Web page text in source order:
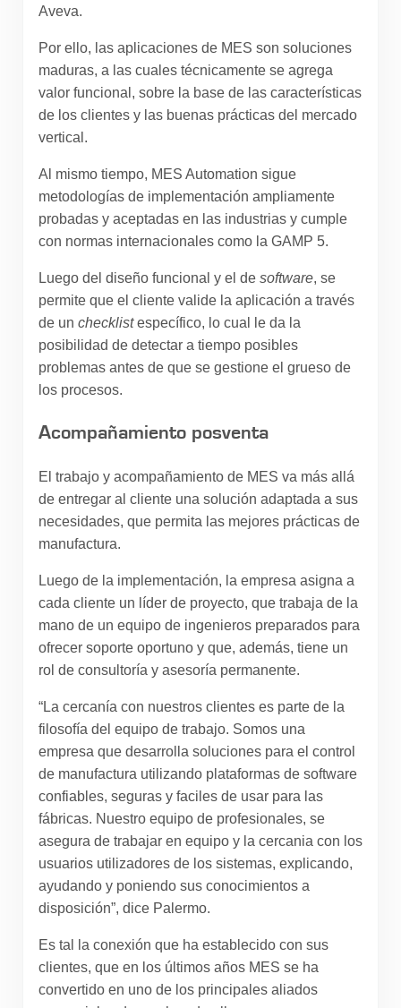
Aveva.
Por ello, las aplicaciones de MES son soluciones
maduras, a las cuales técnicamente se agrega
valor funcional, sobre la base de las características
de los clientes y las buenas prácticas del mercado
vertical.
Al mismo tiempo, MES Automation sigue
metodologías de implementación ampliamente
probadas y aceptadas en las industrias y cumple
con normas internacionales como la GAMP 5.
Luego del diseño funcional y el de software, se
permite que el cliente valide la aplicación a través
de un checklistespecífico, lo cual le da la
posibilidad de detectar a tiempo posibles
problemas antes de que se gestione el grueso de
los procesos.
Acompañamiento posventa
El trabajo y acompañamiento de MES va más allá
de entregar al cliente una solución adaptada a sus
necesidades, que permita las mejores prácticas de
manufactura.
Luego de la implementación, la empresa asigna a
cada cliente un líder de proyecto, que trabaja de la
mano de un equipo de ingenieros preparados para
ofrecer soporte oportuno y que, además, tiene un
rol de consultoría y asesoría permanente.
“La cercanía con nuestros clientes es parte de la
filosofía del equipo de trabajo. Somos una
empresa que desarrolla soluciones para el control
de manufactura utilizando plataformas de software
confiables, seguras y faciles de usar para las
fábricas. Nuestro equipo de profesionales, se
asegura de trabajar en equipo y la cercania con los
usuarios utilizadores de los sistemas, explicando,
ayudando y poniendo sus conocimientos a
disposición”, dice Palermo.
Es tal la conexión que ha establecido con sus
clientes, que en los últimos años MES se ha
convertido en uno de los principales aliados